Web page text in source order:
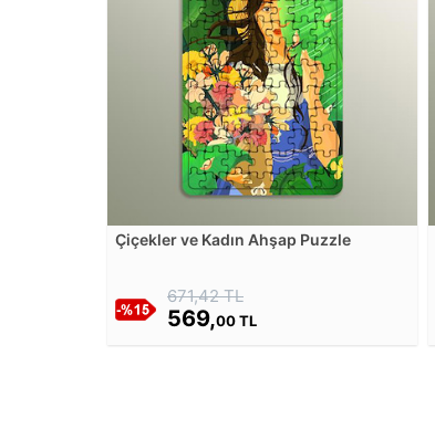
Çiçekler ve Kadın Ahşap Puzzle
671,42 TL
569,00 TL